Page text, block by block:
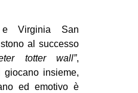
SEARCH
Virginia San
al successo
totter wall”,
giocano insieme,
ed emotivo è